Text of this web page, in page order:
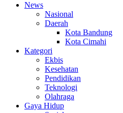
News
Nasional
Daerah
Kota Bandung
Kota Cimahi
Kategori
Ekbis
Kesehatan
Pendidikan
Teknologi
Olahraga
Gaya Hidup